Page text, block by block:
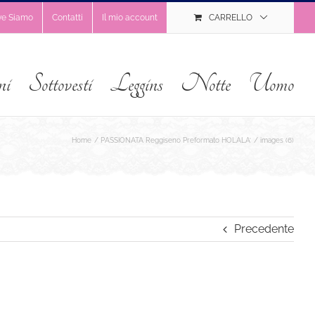
Siamo Contatti Il mio account CARRELLO
Sottovesti Leggins Notte Uomo
Home PASSIONATA Reggiseno Preformato HOLALA’ images (6)
Precedente